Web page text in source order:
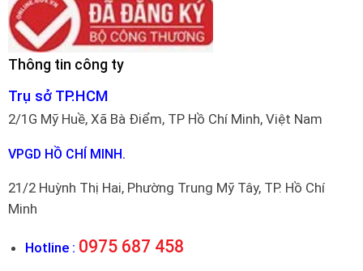
Thông tin công ty
Trụ sở TP.HCM
2/1G Mỹ Huề, Xã Bà Điểm, TP Hồ Chí Minh, Việt Nam
VPGD HỒ CHÍ MINH.
21/2 Huỳnh Thị Hai, Phường Trung Mỹ Tây, TP. Hồ Chí
Minh
Hotline : 0975 687 458